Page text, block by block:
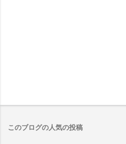
このブログの人気の投稿